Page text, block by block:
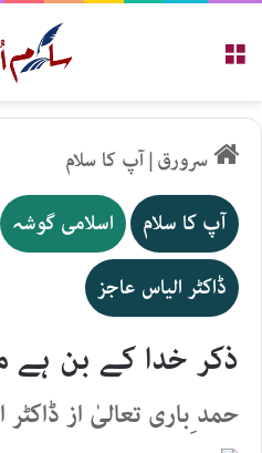
سرورق|آپ کا سلام
آپ کا سلام اسلامی گوشہ
ڈاکٹر الیاس عاجز
ذکر خدا کے بن ہے
حمد ِباری تعالیٰ از ڈاکٹر